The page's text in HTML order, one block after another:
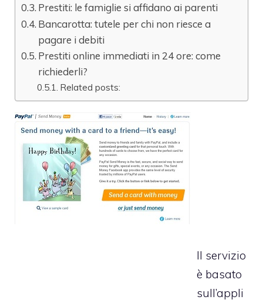
Prestiti: le famiglie si affidano ai parenti
Bancarotta: tutele per chi non riesce a
pagare i debiti
Prestiti online immediati in 24 ore: come
richiederli?
Related posts:
Il servizio
è basato
sull’appli